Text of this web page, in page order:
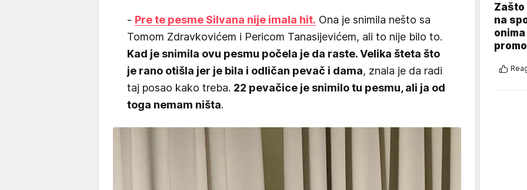
- Pre te pesme Silvana nije imala hit. Ona je snimila nešto sa
Tomom Zdravkovićem i Pericom Tanasijevićem, ali to nije bilo to.
Kad je snimila ovu pesmu počela je da raste. Velika šteta što
je rano otišla jer je bila i odličan pevač i dama, znala je da radi
taj posao kako treba. 22 pevačice je snimilo tu pesmu, ali ja od
toga nemam ništa.
Zašto
na